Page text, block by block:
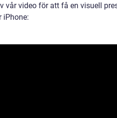
vår video för att få en visuell
iPhone: